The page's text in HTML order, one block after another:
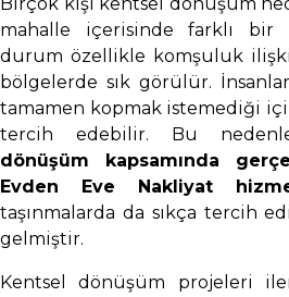
mahalle içerisinde farklı bir
durum özellikle komşuluk
bölgelerde sık görülür.
tamamen kopmak istemediği
tercih edebilir. Bu
dönüşüm kapsamında
Evden Eve Nakliyat
taşınmalarda da sıkça tercih
gelmiştir.
Kentsel dönüşüm projeleri